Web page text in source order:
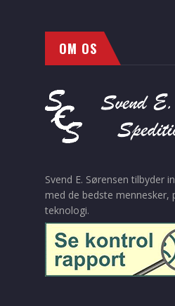
OM OS
Svend E. Sørensen tilbyder
med de bedste mennesker,
teknologi.